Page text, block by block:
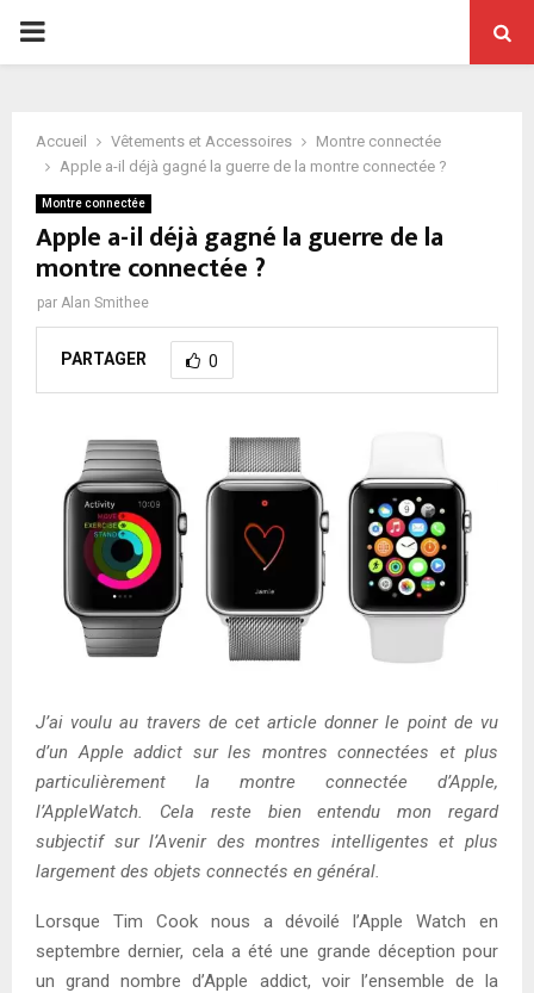
PRIMARY
Accueil Vêtements et Accessoires
Montre connectée
Apple a-il déjà gagné la guerre de la montre connectée ?
Montre connectée
Apple a-il déjà gagné la guerre de la
montre connectée ?
par Alan Smithee
PARTAGER 0
J’ai voulu au travers de cet article donner le point de vu
d’un Apple addict sur les montres connectées et plus
particulièrement la montre connectée d’Apple,
l’AppleWatch. Cela reste bien entendu mon regard
subjectif sur l’Avenir des montres intelligentes et plus
largement des objets connectés en général.
Lorsque Tim Cook nous a dévoilé l’Apple Watch en
septembre dernier, cela a été une grande déception pour
un grand nombre d’Apple addict, voir l’ensemble de la